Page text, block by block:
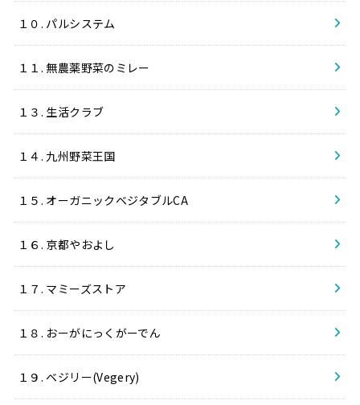
１０. パルシステム
１１. 無農薬野菜のミレー
１３. 生活クラブ
１４. 九州野菜王国
１５. オーガニックベジタブルCA
１６. 京都やおよし
１７. マミーズストア
１８. おーがにっくがーでん
１９. ベジリー(Vegery)